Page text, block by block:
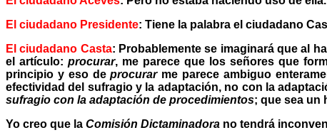
El ciudadano Presidente: Tiene la palabra el ciudadano
El ciudadano Casta: Probablemente se imaginará que al
el artículo: procurar, me parece que los señores que
principio y eso deprocurarme parece ambiguo
efectividad del sufragio y la adaptación, no con la
sufragio con la adaptación de procedimientos; que sea un
Yo creo que la Comisión Dictaminadora no tendrá